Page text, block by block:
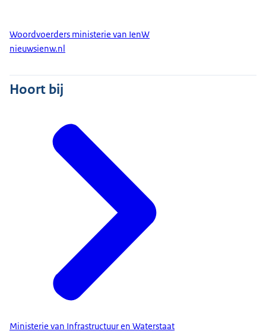
Woordvoerders ministerie van IenW
nieuwsienw.nl
Hoort bij
Ministerie van Infrastructuur en Waterstaat